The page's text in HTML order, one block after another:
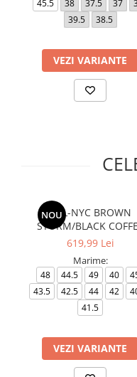
Slapi barbati
Mocasini
Pantofi sport femei
Sandale & Slapi copii
45.5
38 37.5 37
39.5
38.5
VEZI VARIANTE
NOU
GEL-NYC BROWN
STORM/BLACK
1203A383-201
619,99 Lei
Marime:
48 44.5 49 40
43.5
42.5 44 42
41.5
VEZI VARIANTE